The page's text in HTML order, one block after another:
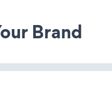
Brand